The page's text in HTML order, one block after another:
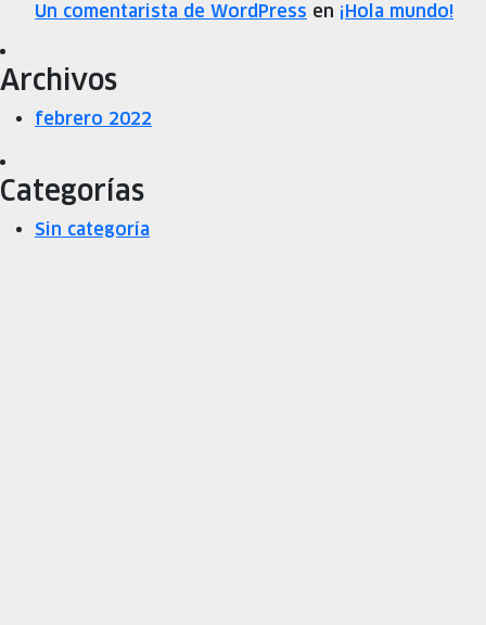
Un comentarista de WordPress en ¡Hola mundo!
Archivos
febrero 2022
Categorías
Sin categoría